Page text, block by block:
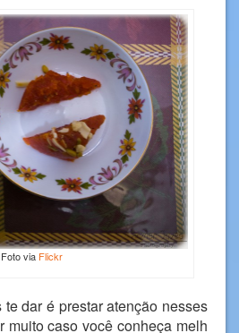
Foto via Flickr
dar é prestar atenção nesses
muito caso você conheça melh